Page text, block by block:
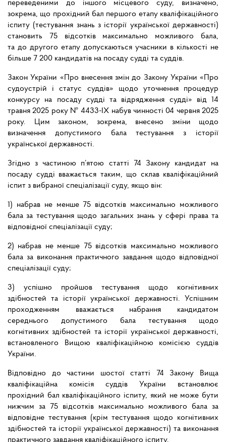
переведеними до іншого місцевого суду, визначено,
зокрема, що прохідний бал першого етапу кваліфікаційного
іспиту (тестування знань з історії української державності)
становить 75 відсотків максимально можливого бала,
та до другого етапу допускаються учасники в кількості не
більше 7 200 кандидатів на посаду судді та суддів.
Закон України «Про внесення змін до Закону України «Про
судоустрій і статус суддів» щодо уточнення процедур
конкурсу на посаду судді та відрядження судді» від 14
травня 2025 року № 4433-ІХ набув чинності 04 червня 2025
року. Цим законом, зокрема, внесено зміни щодо
визначення допустимого бала тестування з історії
української державності.
Згідно з частиною п’ятою статті 74 Закону кандидат на
посаду судді вважається таким, що склав кваліфікаційний
іспит з вибраної спеціалізації суду, якщо він:
1) набрав не менше 75 відсотків максимально можливого
бала за тестування щодо загальних знань у сфері права та
відповідної спеціалізації суду;
2) набрав не менше 75 відсотків максимально можливого
бала за виконання практичного завдання щодо відповідної
спеціалізації суду;
3) успішно пройшов тестування щодо когнітивних
здібностей та історії української державності. Успішним
проходженням вважається набрання кандидатом
середнього допустимого бала тестування щодо
когнітивних здібностей та історії української державності,
встановленого Вищою кваліфікаційною комісією суддів
України.
Відповідно до частини шостої статті 74 Закону Вища
кваліфікаційна комісія суддів України встановлює
прохідний бал кваліфікаційного іспиту, який не може бути
нижчим за 75 відсотків максимально можливого бала за
відповідне тестування (крім тестування щодо когнітивних
здібностей та історії української державності) та виконання
практичного завдання кваліфікаційного іспиту.